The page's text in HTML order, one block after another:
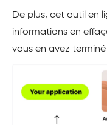
De plus, cet outil en
informations en
vous en avez